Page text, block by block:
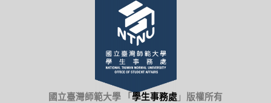
國立臺灣師範大學 「 學生事務處 」 版權所有